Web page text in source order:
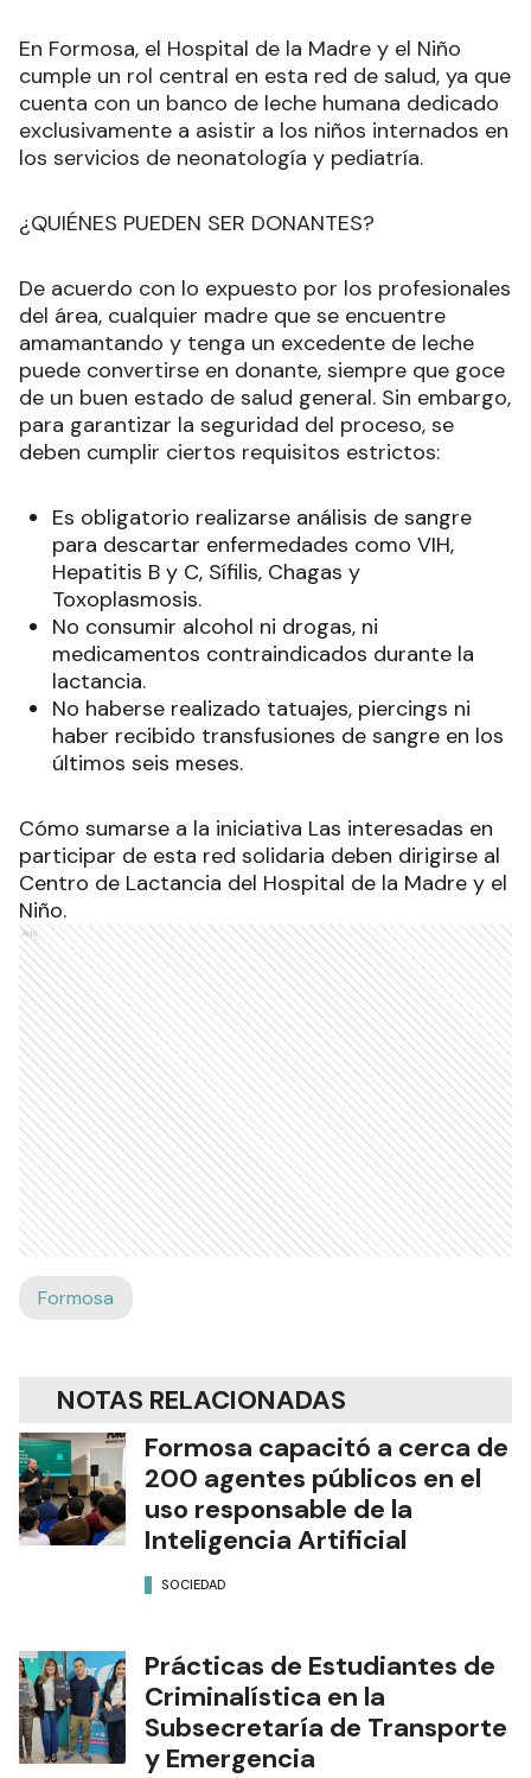
En Formosa, el Hospital de la Madre y el Niño
cumple un rol central en esta red de salud, ya que
cuenta con un banco de leche humana dedicado
exclusivamente a asistir a los niños internados en
los servicios de neonatología y pediatría.
¿QUIÉNES PUEDEN SER DONANTES?
De acuerdo con lo expuesto por los profesionales
del área, cualquier madre que se encuentre
amamantando y tenga un excedente de leche
puede convertirse en donante, siempre que goce
de un buen estado de salud general. Sin embargo,
para garantizar la seguridad del proceso, se
deben cumplir ciertos requisitos estrictos:
Es obligatorio realizarse análisis de sangre
para descartar enfermedades como VIH,
Hepatitis B y C, Sífilis, Chagas y
Toxoplasmosis.
No consumir alcohol ni drogas, ni
medicamentos contraindicados durante la
lactancia.
No haberse realizado tatuajes, piercings ni
haber recibido transfusiones de sangre en los
últimos seis meses.
Cómo sumarse a la iniciativa Las interesadas en
participar de esta red solidaria deben dirigirse al
Centro de Lactancia del Hospital de la Madre y el
Niño.
Ads
Formosa
NOTAS RELACIONADAS
Formosa capacitó a cerca de
200 agentes públicos en el
uso responsable de la
Inteligencia Artificial
SOCIEDAD
Prácticas de Estudiantes de
Criminalística en la
Subsecretaría de Transporte
y Emergencia